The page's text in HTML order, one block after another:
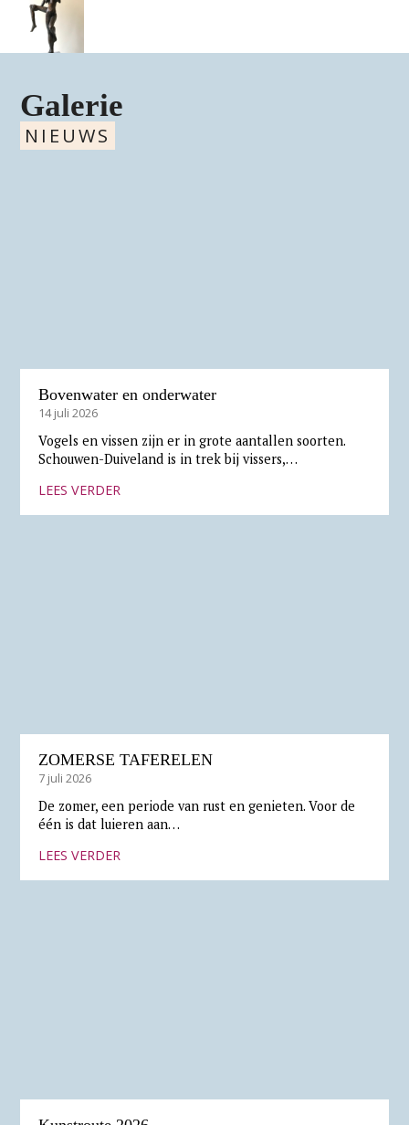
Galerie
NIEUWS
Bovenwater en onderwater
14 juli 2026
Vogels en vissen zijn er in grote aantallen soorten.
Schouwen-Duiveland is in trek bij vissers,…
LEES VERDER
ZOMERSE TAFERELEN
7 juli 2026
De zomer, een periode van rust en genieten. Voor de
één is dat luieren aan…
LEES VERDER